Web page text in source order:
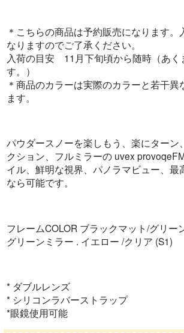
＊こちらの商品は予約販売になります。
なりますのでご了承ください。
入荷の目安 11月下旬頃から随時（あく
す。）
＊商品のカラーは実際のカラーと若干異
ます。
パウダースノーを楽しもう、楽にターン
クション、フルミラーの uvex
イル、鮮明な視界、パノラマビュー、最
なら可能です。
フレームCOLOR ブラックマット/グリー
グリーンミラー . イエロー /クリア (S1)
* ダブルレンズ
* シリコンラバーストラップ
*眼鏡使用可能